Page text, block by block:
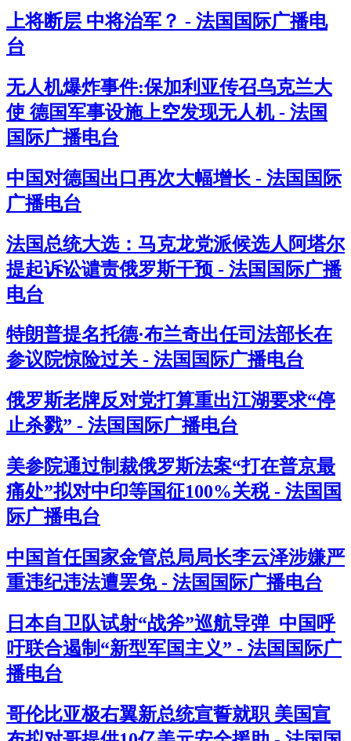
上将断层 中将治军？ - 法国国际广播电
台
无人机爆炸事件:保加利亚传召乌克兰大
使 德国军事设施上空发现无人机 - 法国
国际广播电台
中国对德国出口再次大幅增长 - 法国国际
广播电台
法国总统大选：马克龙党派候选人阿塔尔
提起诉讼谴责俄罗斯干预 - 法国国际广播
电台
特朗普提名托德·布兰奇出任司法部长在
参议院惊险过关 - 法国国际广播电台
俄罗斯老牌反对党打算重出江湖要求“停
止杀戮” - 法国国际广播电台
美参院通过制裁俄罗斯法案“打在普京最
痛处”拟对中印等国征100%关税 - 法国国
际广播电台
中国首任国家金管总局局长李云泽涉嫌严
重违纪违法遭罢免 - 法国国际广播电台
日本自卫队试射“战斧”巡航导弹 中国呼
吁联合遏制“新型军国主义” - 法国国际广
播电台
哥伦比亚极右翼新总统宣誓就职 美国宣